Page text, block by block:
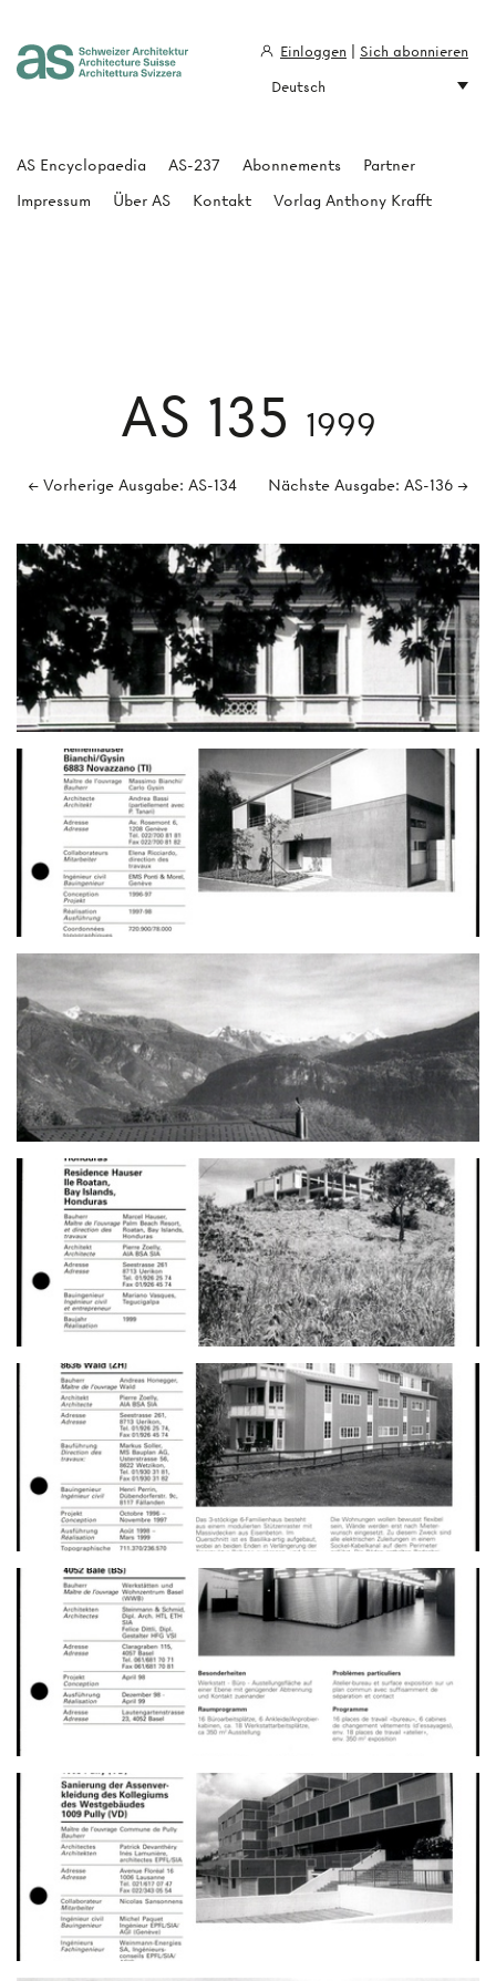
AS 135 1999
← Vorherige Ausgabe: AS-134 Nächste Ausgabe: AS-136 →
AS Encyclopaedia AS-237 Abonnements
Partner
Impressum
Über AS Kontakt Vorlag Anthony Krafft
Einloggen
Sich abonnieren
Deutsch